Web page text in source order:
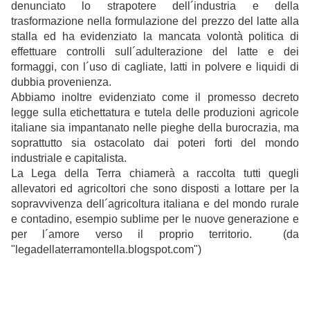
denunciato lo strapotere dell´industria e della
trasformazione nella formulazione del prezzo del latte alla
stalla ed ha evidenziato la mancata volontà politica di
effettuare controlli sull´adulterazione del latte e dei
formaggi, con l´uso di cagliate, latti in polvere e liquidi di
dubbia provenienza.
Abbiamo inoltre evidenziato come il promesso decreto
legge sulla etichettatura e tutela delle produzioni agricole
italiane sia impantanato nelle pieghe della burocrazia, ma
soprattutto sia ostacolato dai poteri forti del mondo
industriale e capitalista.
La Lega della Terra chiamerà a raccolta tutti quegli
allevatori ed agricoltori che sono disposti a lottare per la
sopravvivenza dell´agricoltura italiana e del mondo rurale
e contadino, esempio sublime per le nuove generazione e
per l´amore verso il proprio territorio. (da
"legadellaterramontella.blogspot.com")